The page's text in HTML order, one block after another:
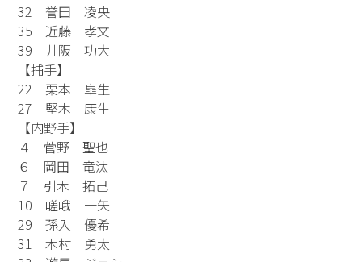
32 誉田 凌央
35 近藤 孝文
39 井阪 功大
【捕手】
22 栗本 皐生
27 堅木 康生
【内野手】
４ 菅野 聖也
６ 岡田 竜汰
７ 引木 拓己
10 嵯峨 一矢
29 孫入 優希
31 木村 勇太